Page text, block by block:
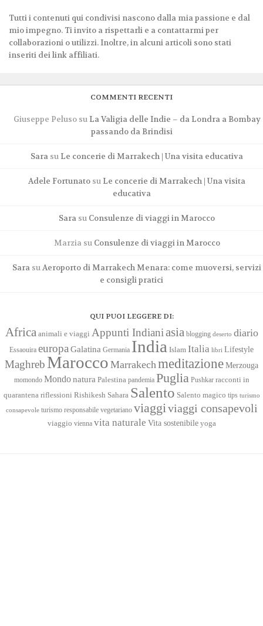
Tutti i contenuti qui condivisi nascono dalla mia passione e dal
mio impegno. Ti invito a rispettarli e a contattarmi per
collaborazioni o utilizzi. Inoltre, in alcuni articoli sono stati
inseriti dei link affiliati.
COMMENTI RECENTI
Giuseppe Pelusosu La Valigia delle Indie – da Londra a Bombay
passando da Brindisi
Sara su Le concerie di Marrakech | Una visita educativa
Adele Fortunato su Le concerie di Marrakech | Una visita
educativa
Sara su Consulenze di viaggi in Marocco
Marziasu Consulenze di viaggi in Marocco
Sara suAeroporto di Marrakech Menara: come muoversi, servizi
e consigli pratici
QUI PUOI LEGGERE DI:
Africa animali e viaggi Appunti Indianiasia blogging deserto diario
Essaouira europa Galatina Germania India Islam Italia libri Lifestyle
Maghreb Marocco Marrakech meditazioneMerzouga
momondo Mondo natura Palestina pandemia Puglia Pushkar racconti in
quarantena riflessioni Rishikesh Sahara Salento Salento magico tips turismo
consapevole turismo responsabile vegetariano viaggi viaggi consapevoli
viaggio vienna vita naturale Vita sostenibile yoga